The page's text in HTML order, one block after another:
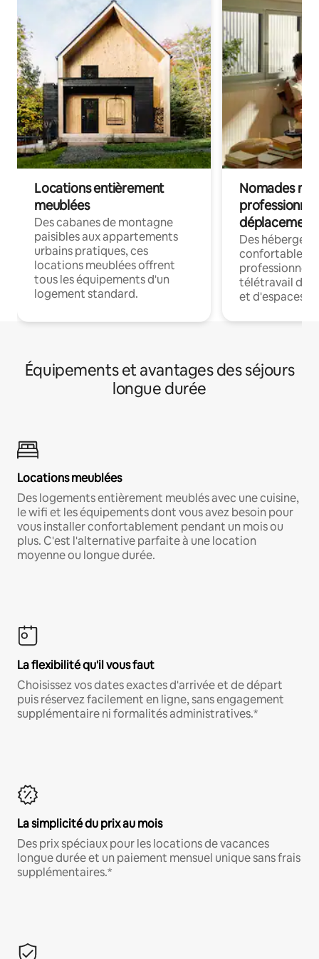
Locations entièrement
meublées
Des cabanes de montagne
paisibles aux appartements
urbains pratiques, ces
locations meublées offrent
tous les équipements d'un
logement standard.
Nomades
déplacement
Des
confortables
professionnels
télétravail
et d'espaces
Équipements et avantages des séjours
longue durée
Locations meublées
Des logements entièrement meublés avec une cuisine,
le wifi et les équipements dont vous avez besoin pour
vous installer confortablement pendant un mois ou
plus. C'est l'alternative parfaite à une location
moyenne ou longue durée.
La flexibilité qu'il vous faut
Choisissez vos dates exactes d'arrivée et de départ
puis réservez facilement en ligne, sans engagement
supplémentaire ni formalités administratives.*
La simplicité du prix au mois
Des prix spéciaux pour les locations de vacances
longue durée et un paiement mensuel unique sans frais
supplémentaires.*